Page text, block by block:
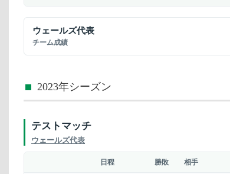
ウェールズ代表
チーム成績
2023年シーズン
テストマッチ
ウェールズ代表
日程 勝敗 相手